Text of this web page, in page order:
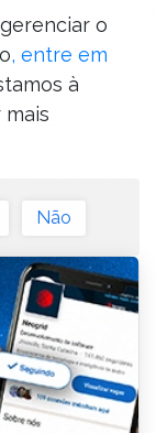
o
, entre em
à
Não